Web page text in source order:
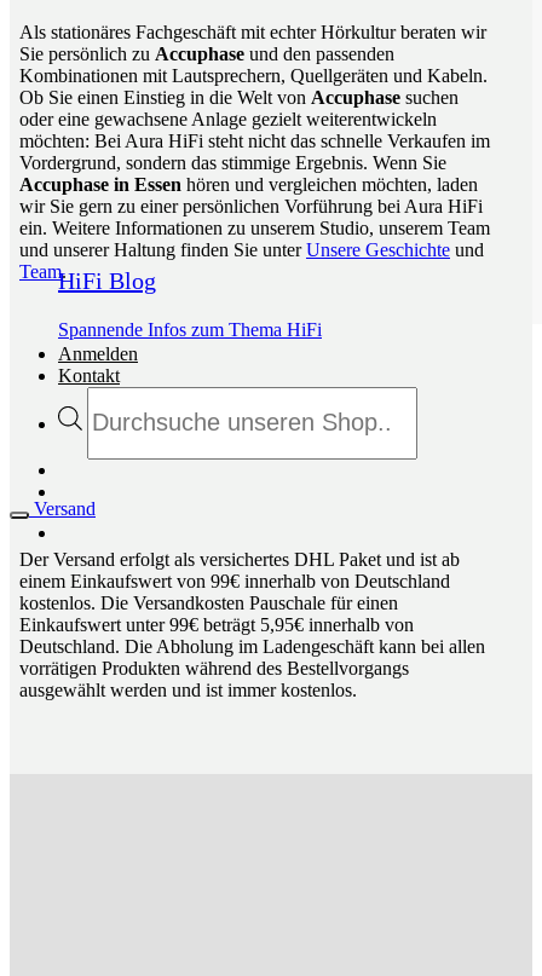
HiFi Blog
Spannende Infos zum Thema HiFi
Anmelden
Kontakt
search
Als stationäres Fachgeschäft mit echter Hörkultur beraten wir
Sie persönlich zu Accuphase und den passenden
Kombinationen mit Lautsprechern, Quellgeräten und Kabeln.
Ob Sie einen Einstieg in die Welt von Accuphase suchen
oder eine gewachsene Anlage gezielt weiterentwickeln
möchten: Bei Aura HiFi steht nicht das schnelle Verkaufen im
Vordergrund, sondern das stimmige Ergebnis. Wenn Sie
Accuphase in Essen hören und vergleichen möchten, laden
wir Sie gern zu einer persönlichen Vorführung bei Aura HiFi
ein. Weitere Informationen zu unserem Studio, unserem Team
und unserer Haltung finden Sie unterUnsere Geschichte und
Team.
Versand
Der Versand erfolgt als versichertes DHL Paket und ist ab
einem Einkaufswert von 99€ innerhalb von Deutschland
kostenlos. Die Versandkosten Pauschale für einen
Einkaufswert unter 99€ beträgt 5,95€ innerhalb von
Deutschland. Die Abholung im Ladengeschäft kann bei allen
vorrätigen Produkten während des Bestellvorgangs
ausgewählt werden und ist immer kostenlos.